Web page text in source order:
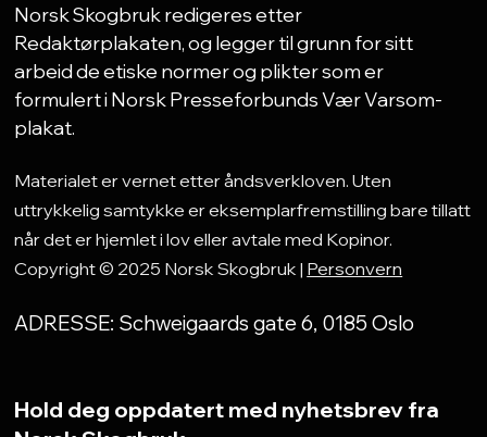
Norsk Skogbruk redigeres etter
Redaktørplakaten, og legger til grunn for sitt
arbeid de etiske normer og plikter som er
formulert i Norsk Presseforbunds Vær Varsom-
plakat.
Materialet er vernet etter åndsverkloven. Uten
uttrykkelig samtykke er eksemplarfremstilling bare tillatt
når det er hjemlet i lov eller avtale med Kopinor.
Copyright © 2025 Norsk Skogbruk | Personvern
ADRESSE: Schweigaards gate 6, 0185 Oslo
Hold deg oppdatert med nyhetsbrev fra